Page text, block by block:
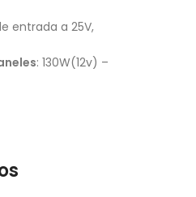
entrada a 25V,
: 130W(12v) –